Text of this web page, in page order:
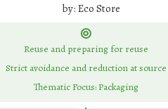
by: Eco Store
Reuse and preparing for reuse
Strict avoidance and reduction at source
Thematic Focus: Packaging